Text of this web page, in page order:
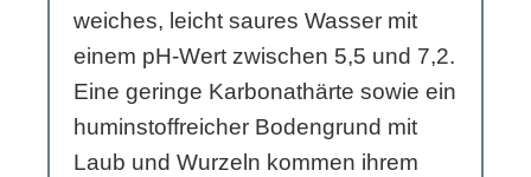
weiches, leicht saures Wasser mit
einem pH-Wert zwischen 5,5 und 7,2.
Eine geringe Karbonathärte sowie ein
huminstoffreicher Bodengrund mit
Laub und Wurzeln kommen ihrem